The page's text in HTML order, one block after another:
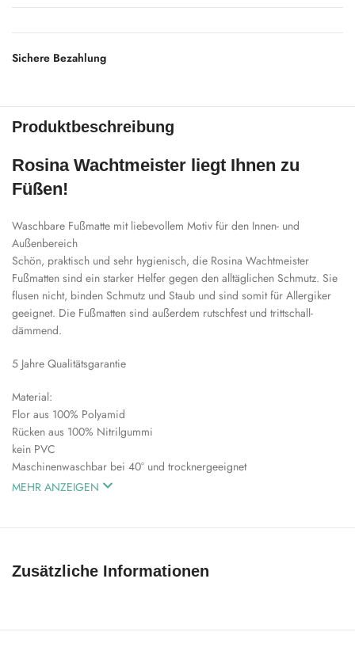
Sichere Bezahlung
Produktbeschreibung
Rosina Wachtmeister liegt Ihnen zu
Füßen!
Waschbare Fußmatte mit liebevollem Motiv für den Innen- und
Außenbereich
Schön, praktisch und sehr hygienisch, die Rosina Wachtmeister
Fußmatten sind ein starker Helfer gegen den alltäglichen Schmutz. Sie
flusen nicht, binden Schmutz und Staub und sind somit für Allergiker
geeignet. Die Fußmatten sind außerdem rutschfest und trittschall-
dämmend.
5 Jahre Qualitätsgarantie
Material:
Flor aus 100% Polyamid
Rücken aus 100% Nitrilgummi
kein PVC
Maschinenwaschbar bei 40° und trocknergeeignet
MEHR ANZEIGEN
Zusätzliche Informationen